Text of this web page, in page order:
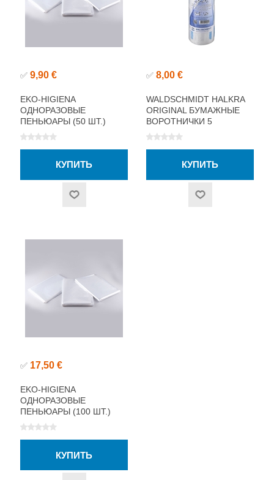
✅ 9,90 €
EKO-HIGIENA
ОДНОРАЗОВЫЕ
ПЕНЬЮАРЫ (50 ШТ.)
✅ 8,00 €
WALDSCHMIDT HALKRA
ORIGINAL БУМАЖНЫЕ
ВОРОТНИЧКИ 5
РУЛОНОВ
✅ 17,50 €
EKO-HIGIENA
ОДНОРАЗОВЫЕ
ПЕНЬЮАРЫ (100 ШТ.)